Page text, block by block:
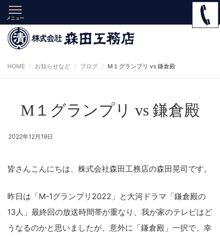
メニュー
HOME お知らせなど ブログ M１グランプリ vs 鎌倉殿
M１グランプリ vs 鎌倉殿
2022年12月19日
皆さんこんにちは、株式会社森田工務店の森田晃司です。
昨日は「M-1グランプリ2022」と大河ドラマ「鎌倉殿の
13人」最終回の放送時間帯が重なり、我が家のテレビはど
うなるのかと思いましたが、意外に「鎌倉殿」一択で、幸